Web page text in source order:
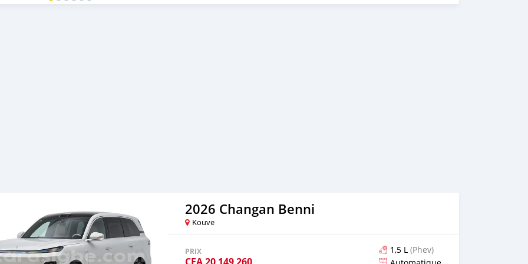
numérique futuriste. Les versions haut de gamme offrent des sièges avant à gravité
2026 Changan Benni
Kouve
PRIX
CFA20 149 260
1,5 L (Phev)